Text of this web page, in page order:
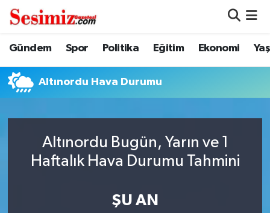
Gündem Spor Politika Eğitim Ekonomi
Altınordu Hava Durumu
Altınordu Bugün, Yarın ve 1
Haftalık Hava Durumu Tahmini
ŞU AN
Dünya
Eğitim
Genel
Gündem
Nöbetçi Eczaneler
Hava Durumu
Trafik Durumu
Süper Lig Puan Durumu ve Fikstür